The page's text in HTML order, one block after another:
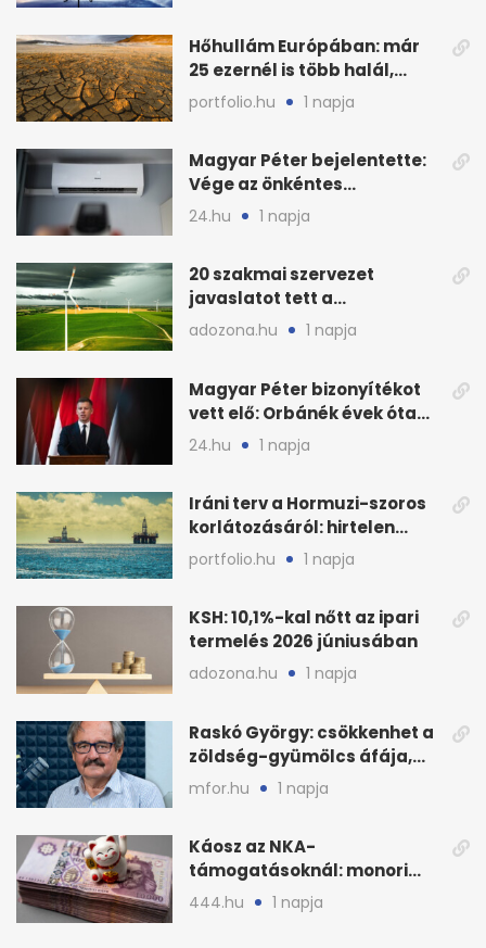
Hőhullám Európában: már
25 ezernél is több halál,
folytatódhat
portfolio.hu 1 napja
Magyar Péter bejelentette:
Vége az önkéntes
fogyasztáscsökkentésnek
24.hu 1 napja
20 szakmai szervezet
javaslatot tett a
fenntartható szélenergia-
adozona.hu 1 napja
Magyar Péter bizonyítékot
vett elő: Orbánék évek óta
tudtak az energiarendszer
összeomlásáról
24.hu 1 napja
Iráni terv a Hormuzi-szoros
korlátozásáról: hirtelen
megugrott az olajár
portfolio.hu 1 napja
KSH: 10,1%-kal nőtt az ipari
termelés 2026 júniusában
adozona.hu 1 napja
Raskó György: csökkenhet a
zöldség-gyümölcs áfája,
bajban a kukorica
mfor.hu 1 napja
Káosz az NKA-
támogatásoknál: monori
civilek elszámolásai és
444.hu 1 napja